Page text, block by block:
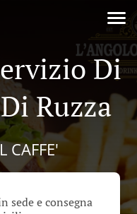
Di
Ruzza
CAFFE'
sede e consegna